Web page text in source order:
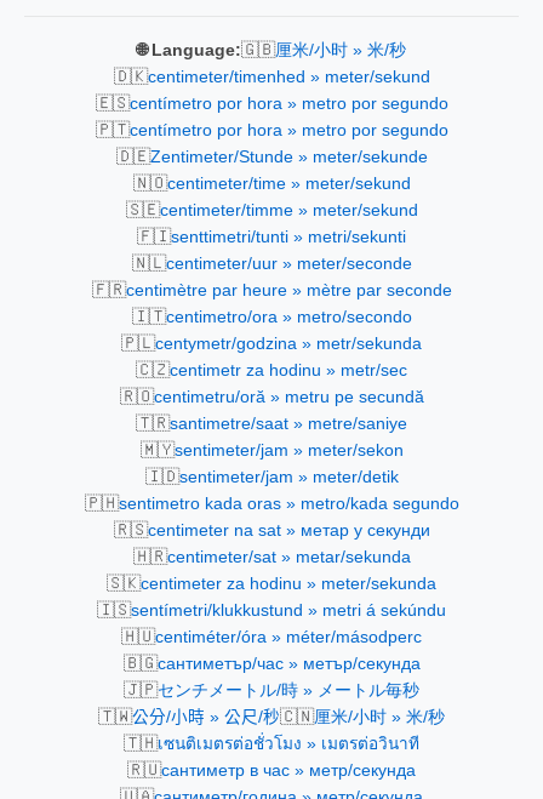
🌐 Language:🇬🇧厘米/小时 » 米/秒
🇩🇰centimeter/timenhed » meter/sekund
🇪🇸centímetro por hora » metro por segundo
🇵🇹centímetro por hora » metro por segundo
🇩🇪Zentimeter/Stunde » meter/sekunde
🇳🇴centimeter/time » meter/sekund
🇸🇪centimeter/timme » meter/sekund
🇫🇮senttimetri/tunti » metri/sekunti
🇳🇱centimeter/uur » meter/seconde
🇫🇷centimètre par heure » mètre par seconde
🇮🇹centimetro/ora » metro/secondo
🇵🇱centymetr/godzina » metr/sekunda
🇨🇿centimetr za hodinu » metr/sec
🇷🇴centimetru/oră » metru pe secundă
🇹🇷santimetre/saat » metre/saniye
🇲🇾sentimeter/jam » meter/sekon
🇮🇩sentimeter/jam » meter/detik
🇵🇭sentimetro kada oras » metro/kada segundo
🇷🇸centimeter na sat » метар у секунди
🇭🇷centimeter/sat » metar/sekunda
🇸🇰centimeter za hodinu » meter/sekunda
🇮🇸sentímetri/klukkustund » metri á sekúndu
🇭🇺centiméter/óra » méter/másodperc
🇧🇬сантиметър/час » метър/секунда
🇯🇵センチメートル/時 » メートル毎秒
🇹🇼公分/小時 » 公尺/秒🇨🇳厘米/小时 » 米/秒
🇹🇭เซนติเมตรต่อชั่วโมง » เมตรต่อวินาที
🇷🇺сантиметр в час » метр/секунда